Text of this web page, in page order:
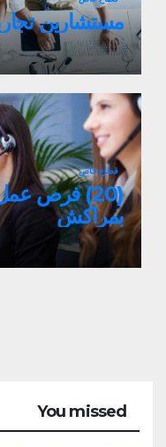
مستشارين
قطاع خاص
بمراكش
You missed